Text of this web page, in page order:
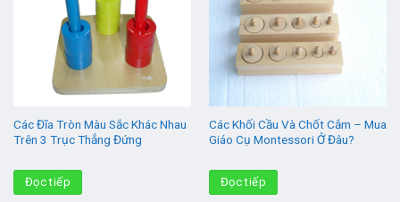
Các Đĩa Tròn Màu Sắc Khác Nhau
Trên 3 Trục Thẳng Đứng
Đọc tiếp
Các Khối Cầu Và Chốt Cắm – Mua
Giáo Cụ Montessori Ở Đâu?
Đọc tiếp